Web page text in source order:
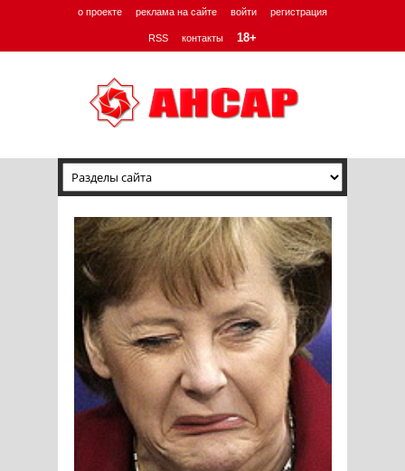
о проекте реклама на сайте войти регистрация
RSS контакты 18+